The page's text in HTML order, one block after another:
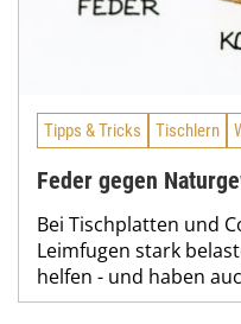
Tipps & Tricks Tischlern
Feder gegen
Bei Tischplatten und
Leimfugen stark
helfen - und haben